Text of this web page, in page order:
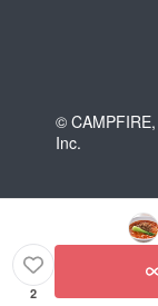
© CAMPFIRE,
Inc.
2